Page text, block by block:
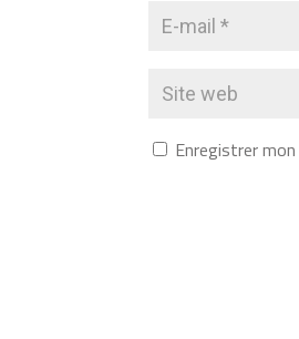
Enregistrer